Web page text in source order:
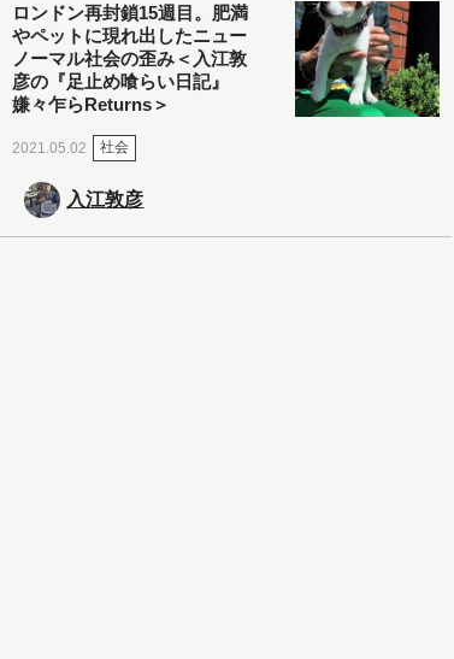
ロンドン再封鎖15週目。肥満
やペットに現れ出したニュー
ノーマル社会の歪み＜入江敦
彦の『足止め喰らい日記』
嫌々乍らReturns＞
2021.05.02 社会
入江敦彦